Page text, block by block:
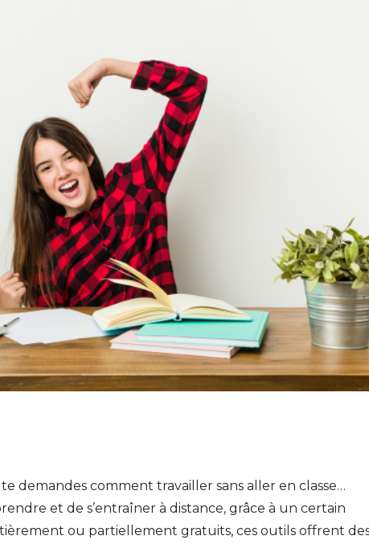
demandes comment travailler sans aller en classe…
et de s’entraîner à distance, grâce à un certain
ou partiellement gratuits, ces outils offrent